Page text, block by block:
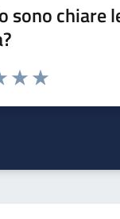
sono chiare
stelle la pagina